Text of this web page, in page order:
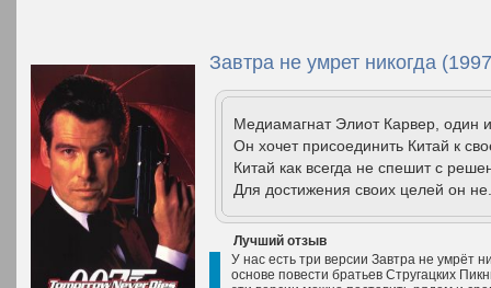
Завтра не умрет никогда
Медиамагнат Элиот Карвер, один
Он хочет присоединить Китай к
Китай как всегда не спешит с
Для достижения своих целей он
Лучший отзыв
У нас есть три версии Завтра не умрёт
основе повести братьев Стругацких